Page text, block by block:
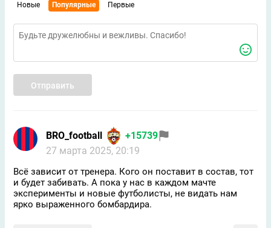
Новые Популярные Первые
Отправить
BRO_football
+15739
27 марта 2025, 20:19
Всё зависит от тренера. Кого он поставит в состав, тот
и будет забивать. А пока у нас в каждом мачте
эксперименты и новые футболисты, не видать нам
ярко выраженного бомбардира.